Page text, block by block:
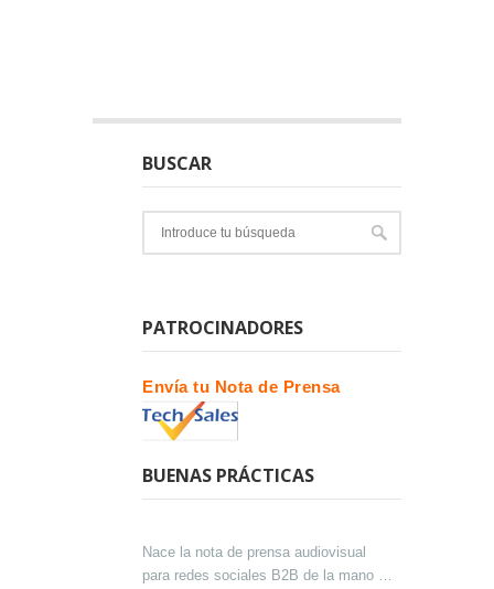
BUSCAR
PATROCINADORES
Envía tu Nota de Prensa
BUENAS PRÁCTICAS
Nace la nota de prensa audiovisual
para redes sociales B2B de la mano de